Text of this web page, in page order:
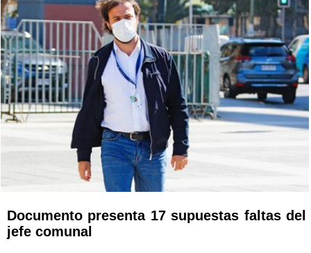
Documento presenta 17 supuestas faltas del
jefe comunal